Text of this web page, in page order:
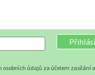
údajů za účelem zasílání